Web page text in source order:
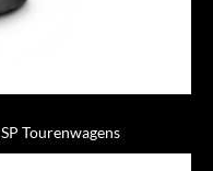
Tourenwagens